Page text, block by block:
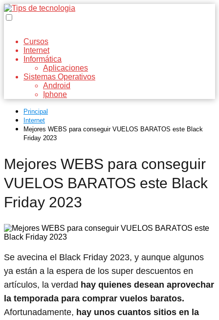
Cursos
Internet
Informática
Aplicaciones
Sistemas Operativos
Android
Iphone
Principal
Internet
Mejores WEBS para conseguir VUELOS BARATOS este Black
Friday 2023
Mejores WEBS para conseguir
VUELOS BARATOS este Black
Friday 2023
Se avecina el Black Friday 2023, y aunque algunos
ya están a la espera de los super descuentos en
artículos, la verdad hay quienes desean aprovechar
la temporada para comprar vuelos baratos.
Afortunadamente, hay unos cuantos sitios en la